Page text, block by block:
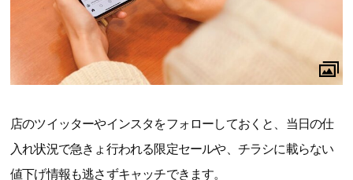
店のツイッターやインスタをフォローしておくと、当日の仕
入れ状況で急きょ行われる限定セールや、チラシに載らない
値下げ情報も逃さずキャッチできます。